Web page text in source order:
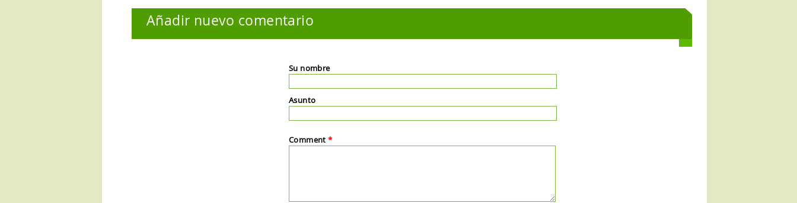
Añadir nuevo comentario
Su nombre
Asunto
Comment*